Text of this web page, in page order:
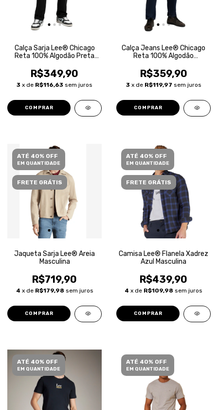
Calça Sarja Lee® Chicago
Reta 100% Algodão Preta
R$349,90
3 x de R$116,63 sem juros
COMPRAR
Calça Jeans Lee® Chicago
Reta 100% Algodão
R$359,90
3 x de R$119,97 sem juros
COMPRAR
ATÉ 40% OFF
EM QUANTIDADE
FRETE GRÁTIS
Jaqueta Sarja Lee® Areia
Masculina
R$719,90
4 x de R$179,98 sem juros
COMPRAR
ATÉ 40% OFF
EM QUANTIDADE
FRETE GRÁTIS
Camisa Lee® Flanela Xadrez
Azul Masculina
R$439,90
4 x de R$109,98 sem juros
COMPRAR
ATÉ 40% OFF
EM QUANTIDADE
ATÉ 40% OFF
EM QUANTIDADE